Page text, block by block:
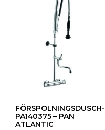
FÖRSPOLNINGSDUSCH-
PA140375 – PAN
ATLANTIC